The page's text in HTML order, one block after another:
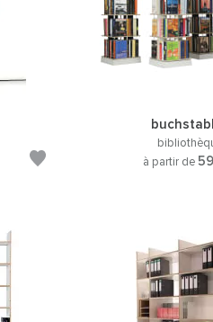
à partir de